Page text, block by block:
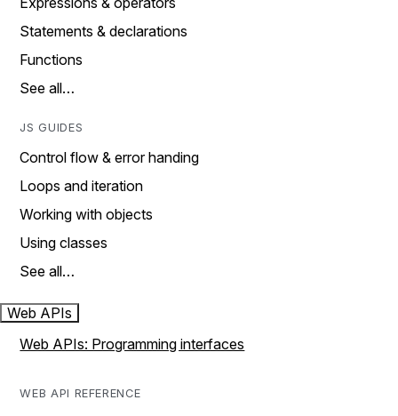
Statements & declarations
Functions
See all…
JS GUIDES
Control flow & error handing
Loops and iteration
Working with objects
Using classes
See all…
Web APIs
Web APIs: Programming interfaces
WEB API REFERENCE